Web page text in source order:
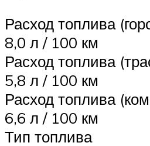
Расход топлива
8,0 л / 100 км
Расход топлива
5,8 л / 100 км
Расход топлива
6,6 л / 100 км
Тип топлива